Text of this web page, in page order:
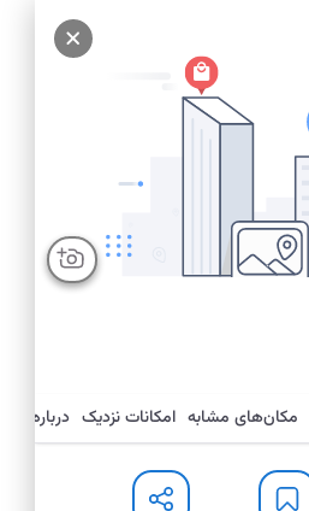
مکان‌های مشابه امکانات نزدیک درباره